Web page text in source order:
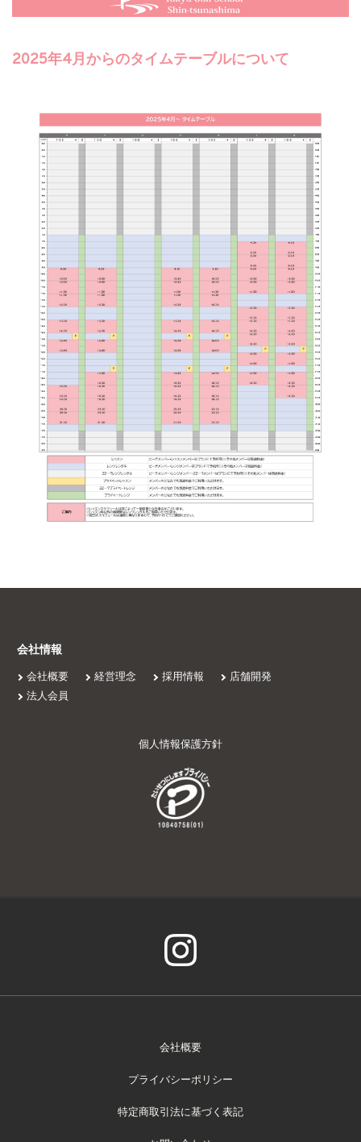
2025年4月からのタイムテーブルについて
会社情報
会社概要 経営理念 採用情報
店舗開発
法人会員
個人情報保護方針
会社概要
プライバシーポリシー
特定商取引法に基づく表記